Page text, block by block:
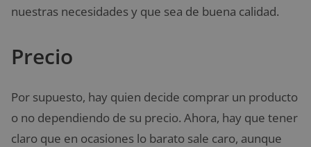
nuestras necesidades y que sea de buena calidad.
Precio
Por supuesto, hay quien decide comprar un producto
o no dependiendo de su precio. Ahora, hay que tener
claro que en ocasiones lo barato sale caro, aunque